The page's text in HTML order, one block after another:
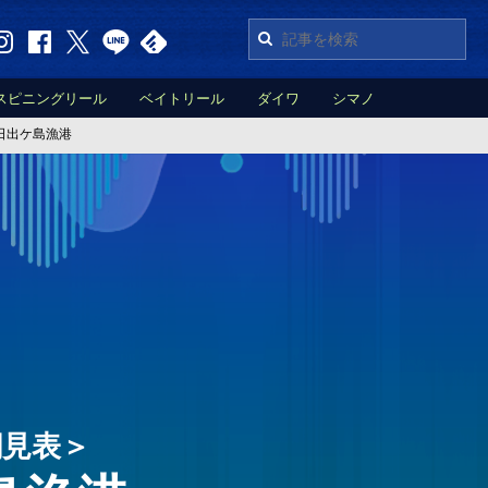
ピニングリール ベイトリール ダイワ シマノ
出ケ島漁港
表＞